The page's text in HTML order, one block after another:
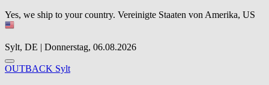
Yes, we ship to your country. Vereinigte Staaten von Amerika, US
Sylt, DE | Donnerstag, 06.08.2026
OUTBACK Sylt